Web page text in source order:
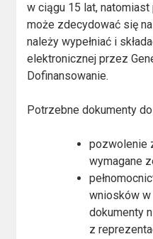
w ciągu 15 lat,
może zdecydować się
należy wypełniać i
elektronicznej przez
Dofinansowanie.
Potrzebne dokumenty
pozwolenie
wymagane
wniosków
dokumenty
z